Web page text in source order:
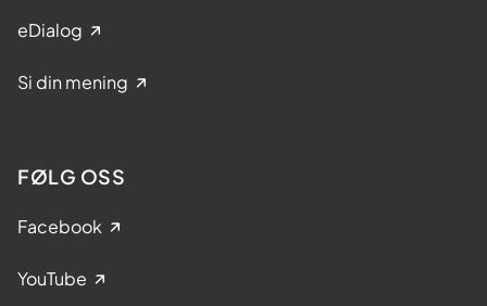
eDialog
Si din mening
FØLG OSS
Facebook
YouTube